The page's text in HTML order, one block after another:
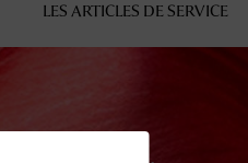
LES ARTICLES DE SERVICE